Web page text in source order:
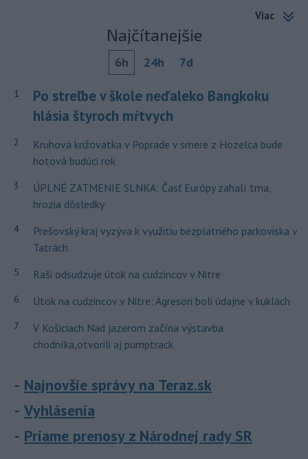
Viac
Najčítanejšie
6h 24h 7d
1
Po streľbe v škole neďaleko Bangkoku
hlásia štyroch mŕtvych
2
Kruhová križovatka v Poprade v smere z Hozelca bude
hotová budúci rok
3
ÚPLNÉ ZATMENIE SLNKA: Časť Európy zahalí tma,
hrozia dôsledky
4
Prešovský kraj vyzýva k využitiu bezplatného parkoviska v
Tatrách
5 Raši odsudzuje útok na cudzincov v Nitre
6 Útok na cudzincov v Nitre: Agresori boli údajne v kuklách
7
V Košiciach Nad jazerom začína výstavba
chodníka,otvorili aj pumptrack
Najnovšie správy na Teraz.sk
Vyhlásenia
Priame prenosy z Národnej rady SR